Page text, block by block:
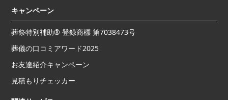
キャンペーン
葬祭特別補助® 登録商標 第7038473号
葬儀の口コミアワード2025
お友達紹介キャンペーン
見積もりチェッカー